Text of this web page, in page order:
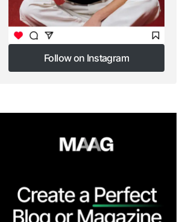
Follow on Instagram
Follow on Instagram